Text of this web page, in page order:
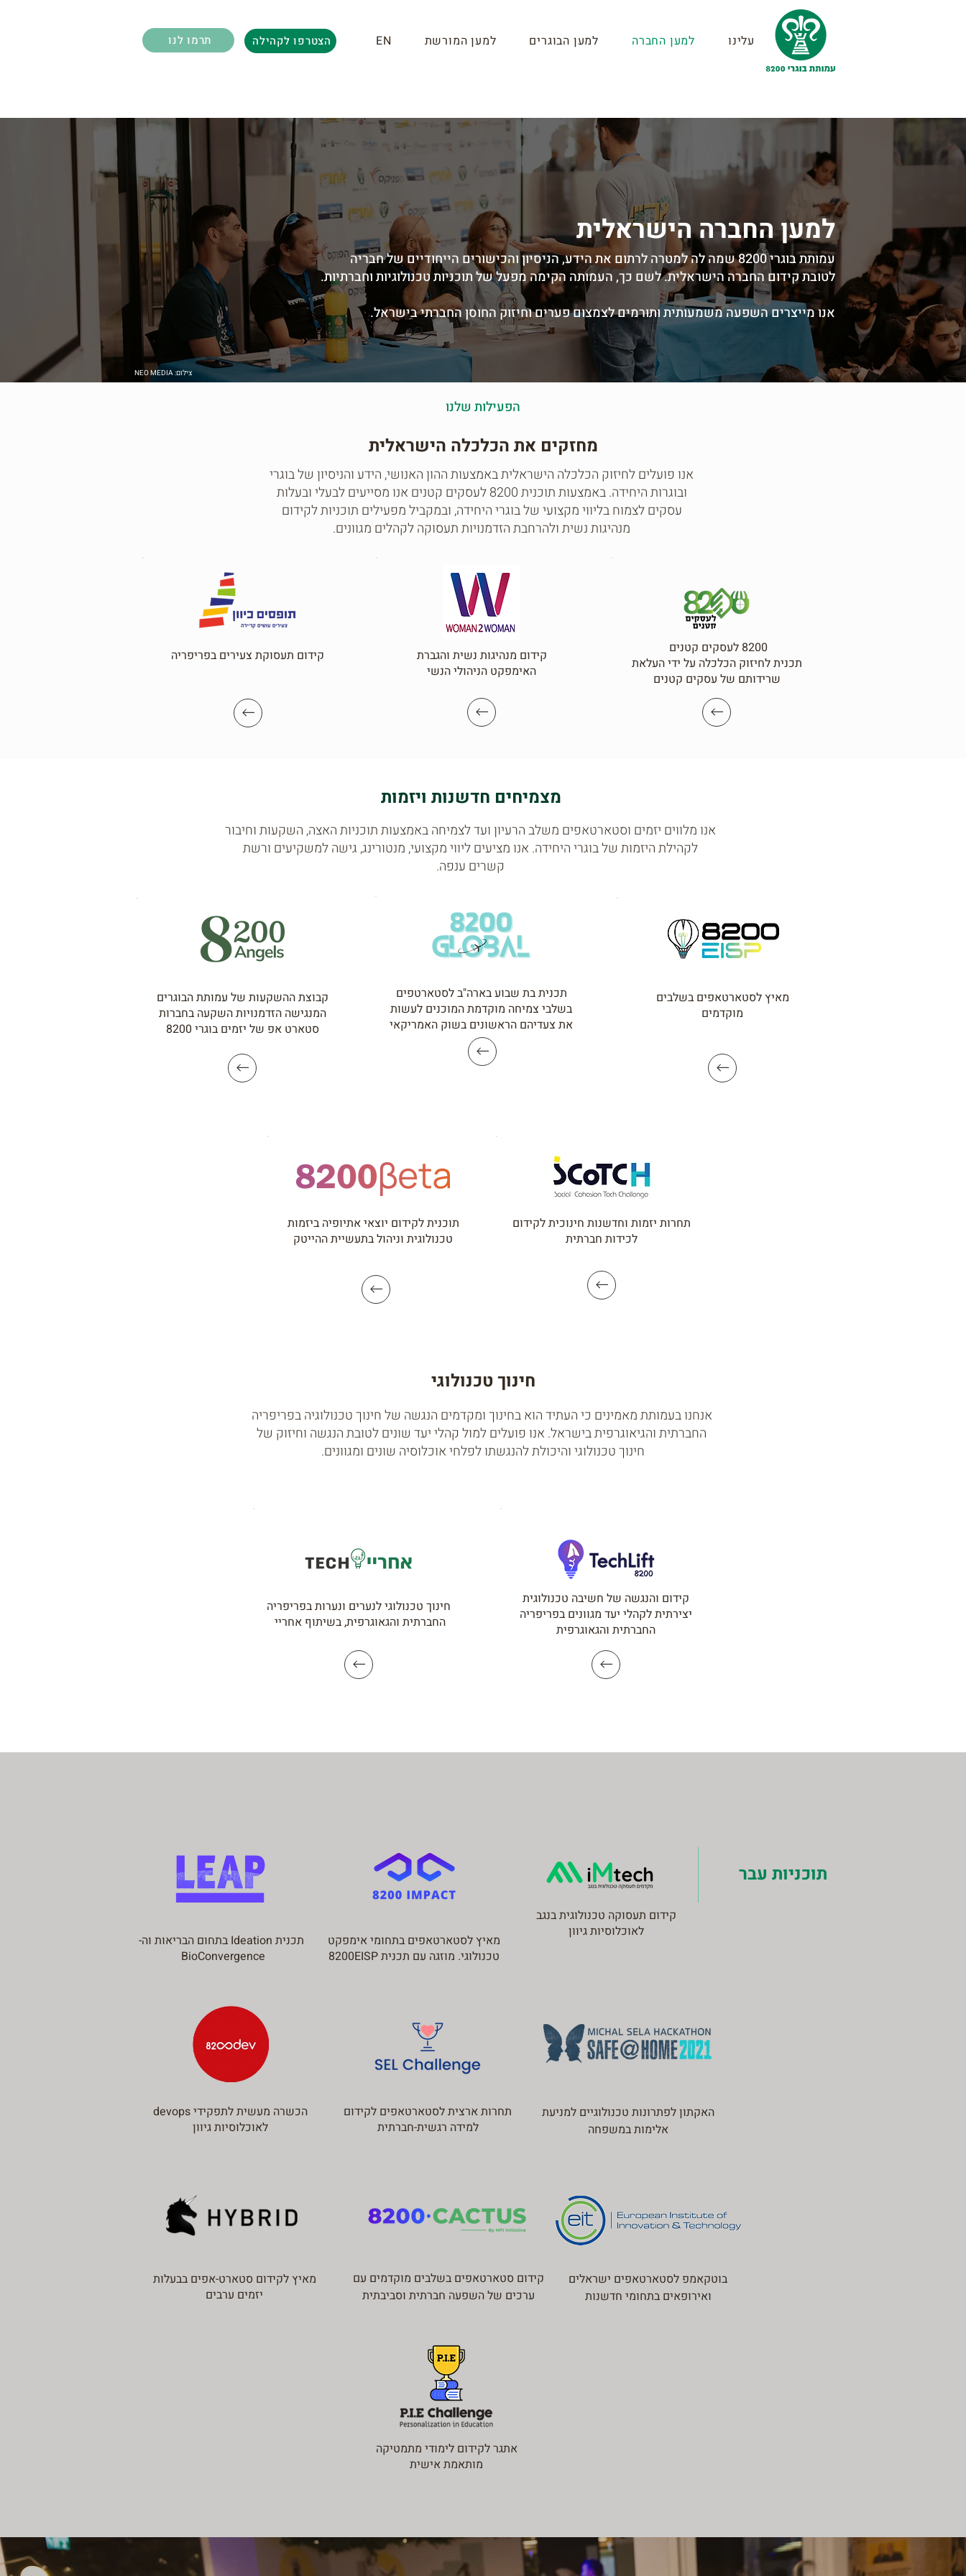
תרמו לנו הצטרפו לקהילה עלינו למען החברה למען הבוגרים למען המורשת EN
למען החברה הישראלית
עמותת בוגרי 8200 שמה לה למטרה לרתום את הידע, הניסיון והכישורים הייחודיים של חבריה
לטובת קידום החברה הישראלית. לשם כך, העמותה הקימה מפעל של תוכניות טכנולוגיות וחברתיות.
אנו מייצרים השפעה משמעותית ותורמים לצמצום פערים וחיזוק החוסן החברתי בישראל.
צילום: NEO MEDIA
הפעילות שלנו
מחזקים את הכלכלה הישראלית
אנו פועלים לחיזוק הכלכלה הישראלית באמצעות ההון האנושי, הידע והניסיון של בוגרי
ובוגרות היחידה. באמצעות תוכנית 8200 לעסקים קטנים אנו מסייעים לבעלי ובעלות
עסקים לצמוח בליווי מקצועי של בוגרי היחידה, ובמקביל מפעילים תוכניות לקידום
מנהיגות נשית ולהרחבת הזדמנויות תעסוקה לקהלים מגוונים.
קידום תעסוקת צעירים בפריפריה
קידום מנהיגות נשית והגברת
האימפקט הניהולי הנשי
8200 לעסקים קטנים
תכנית לחיזוק הכלכלה על ידי העלאת
שרידותם של עסקים קטנים
מצמיחים חדשנות ויזמות
אנו מלווים יזמים וסטארטאפים משלב הרעיון ועד לצמיחה באמצעות תוכניות האצה, השקעות וחיבור
לקהילת היזמות של בוגרי היחידה. אנו מציעים ליווי מקצועי, מנטורינג, גישה למשקיעים ורשת
קשרים ענפה.
קבוצת ההשקעות של עמותת הבוגרים
המנגישה הזדמנויות השקעה בחברות
סטארט אפ של יזמים בוגרי 8200
תכנית בת שבוע בארה"ב לסטארטפים
בשלבי צמיחה מוקדמת המוכנים לעשות
את צעדיהם הראשונים בשוק האמריקאי
מאיץ לסטארטאפים בשלבים
מוקדמים
תוכנית לקידום יוצאי אתיופיה ביזמות
טכנולוגית וניהול בתעשיית ההייטק
תחרות יזמות וחדשנות חינוכית לקידום
לכידות חברתית
חינוך טכנולוגי
אנחנו בעמותת מאמינים כי העתיד הוא בחינוך ומקדמים הנגשה של חינוך טכנולוגיה בפריפריה
החברתית והגיאוגרפית בישראל. אנו פועלים למול קהלי יעד שונים לטובת הנגשה וחיזוק של
חינוך טכנולוגי והיכולת להנגשתו לפלחי אוכלוסיה שונים ומגוונים.
חינוך טכנולוגי לנערים ונערות בפריפריה
החברתית והגאוגרפית, בשיתוף אחריי
קידום והנגשה של חשיבה טכנולוגית
יצירתית לקהלי יעד מגוונים בפריפריה
החברתית והגאוגרפית
תכנית Ideation בתחום הבריאות וה-
BioConvergence
מאיץ לסטארטאפים בתחומי אימפקט
טכנולוגי. מוזגה עם תכנית 8200EISP
תוכניות עבר
קידום תעסוקה טכנולוגית בנגב
לאוכלוסיות גיוון
הכשרה מעשית לתפקידי devops
לאוכלוסיות גיוון
תחרות ארצית לסטארטאפים לקידום
למידה רגשית-חברתית
האקתון לפתרונות טכנולוגיים למניעת
אלימות במשפחה
מאיץ לקידום סטארט-אפים בבעלות
יזמים ערבים
קידום סטארטאפים בשלבים מוקדמים עם
ערכים של השפעה חברתית וסביבתית
בוטקאמפ לסטארטאפים ישראלים
ואירופאים בתחומי חדשנות
אתגר לקידום לימודי מתמטיקה
מותאמת אישית